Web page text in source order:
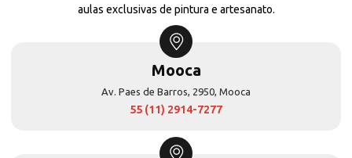
aulas exclusivas de pintura e artesanato.
Mooca
Av. Paes de Barros, 2950, Mooca
55 (11) 2914-7277